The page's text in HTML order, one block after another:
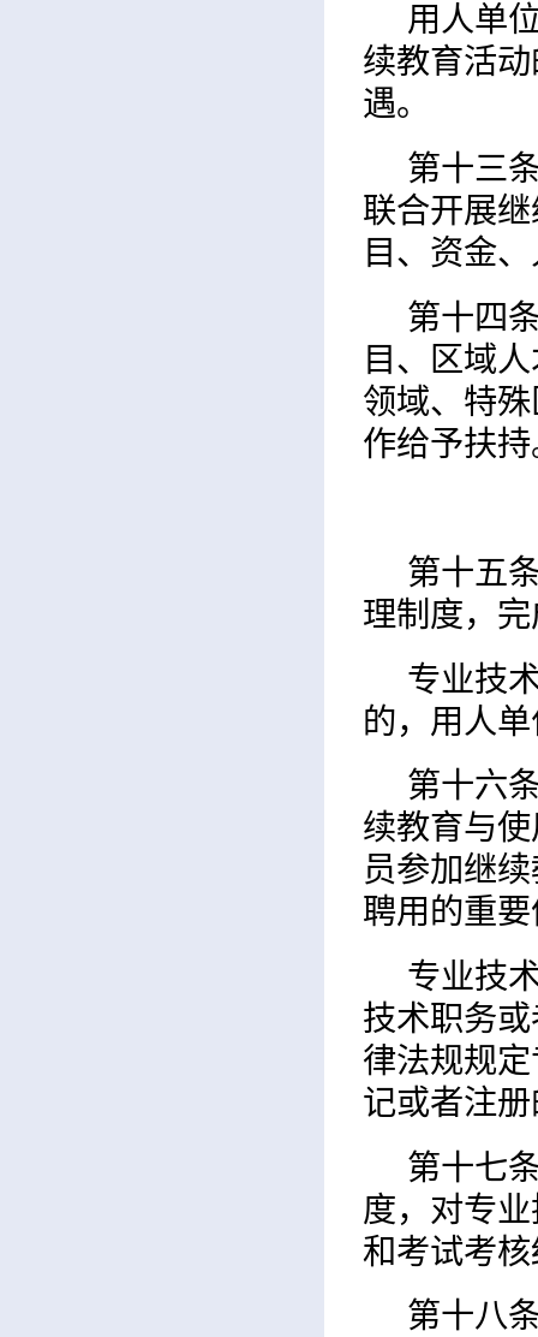
用人单
续教育活
遇。
第十三
联合开展
目、资金
第十四
目、区域
领域、特
作给予扶
第十五
理制度，
专业技
的，用人
第十六
续教育与
员参加继
聘用的重
专业技
技术职务
律法规规
记或者注
第十七
度，对专
和考试考
第十八